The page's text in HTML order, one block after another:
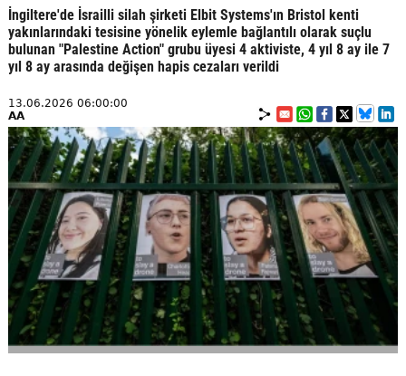
İngiltere'de İsrailli silah şirketi Elbit Systems'ın Bristol kenti
yakınlarındaki tesisine yönelik eylemle bağlantılı olarak suçlu
bulunan "Palestine Action" grubu üyesi 4 aktiviste, 4 yıl 8 ay ile 7
yıl 8 ay arasında değişen hapis cezaları verildi
13.06.2026 06:00:00
AA